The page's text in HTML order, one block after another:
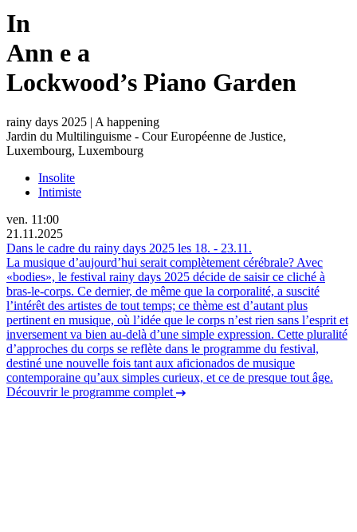
In
Ann e a
Lockwood’s Piano Garden
rainy days 2025 | A happening
Jardin du Multilinguisme - Cour Européenne de Justice,
Luxembourg, Luxembourg
Insolite
Intimiste
ven. 11:00
21.11.2025
Dans le cadre du rainy days 2025 les 18. - 23.11.
La musique d’aujourd’hui serait complètement cérébrale? Avec
«bodies», le festival rainy days 2025 décide de saisir ce cliché à
bras-le-corps. Ce dernier, de même que la corporalité, a suscité
l’intérêt des artistes de tout temps; ce thème est d’autant plus
pertinent en musique, où l’idée que le corps n’est rien sans l’esprit et
inversement va bien au-delà d’une simple expression. Cette pluralité
d’approches du corps se reflète dans le programme du festival,
destiné une nouvelle fois tant aux aficionados de musique
contemporaine qu’aux simples curieux, et ce de presque tout âge.
Découvrir le programme complet